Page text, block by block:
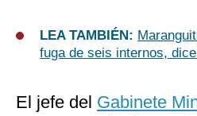
LEA TAMBIÉN:
fuga de seis internos,
El jefe del Gabinete